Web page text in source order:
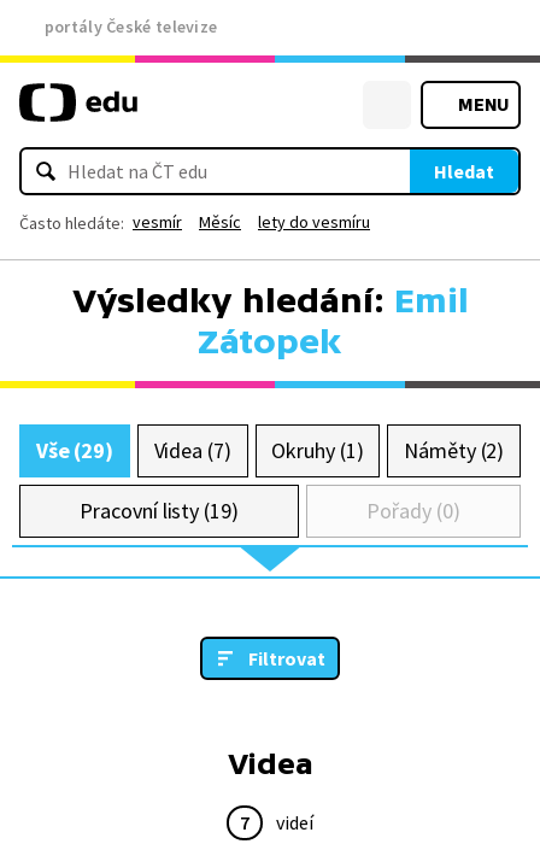
portály České televize
MENU
Hledat
Často hledáte: vesmír Měsíc lety do vesmíru
Výsledky hledání: Emil
Zátopek
Vše (29) Videa (7) Okruhy (1) Náměty (2)
Pracovní listy (19) Pořady (0)
Filtrovat
Videa
7 videí